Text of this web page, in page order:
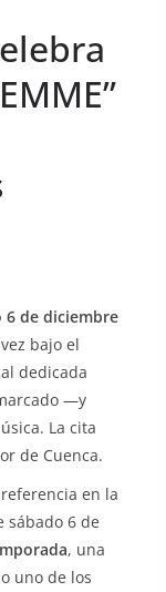
6 de diciembre
bajo el
dedicada
—y
La cita
de Cuenca.
en la
sábado 6 de
, una
uno de los